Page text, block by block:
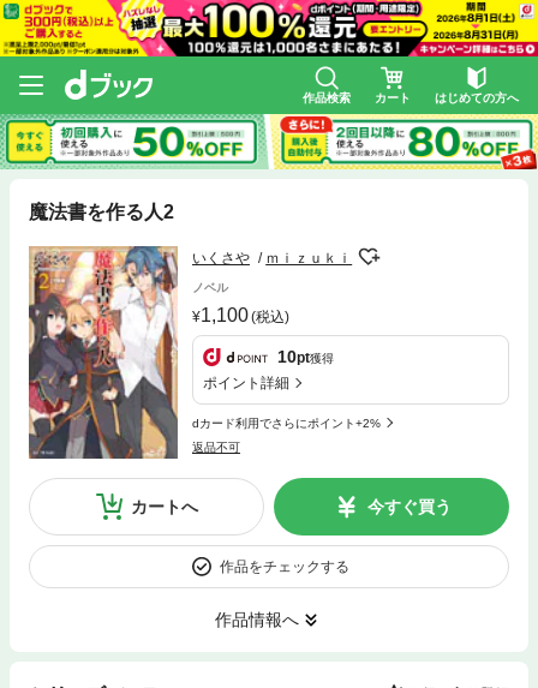
作品検索 カート はじめての方へ
魔法書を作る人2
いくさや ｍｉｚｕｋｉ
ノベル
1,100(税込)
10pt獲得
ポイント詳細
dカード利用でさらにポイント+2%
返品不可
カートへ 今すぐ買う
作品をチェックする
作品情報へ